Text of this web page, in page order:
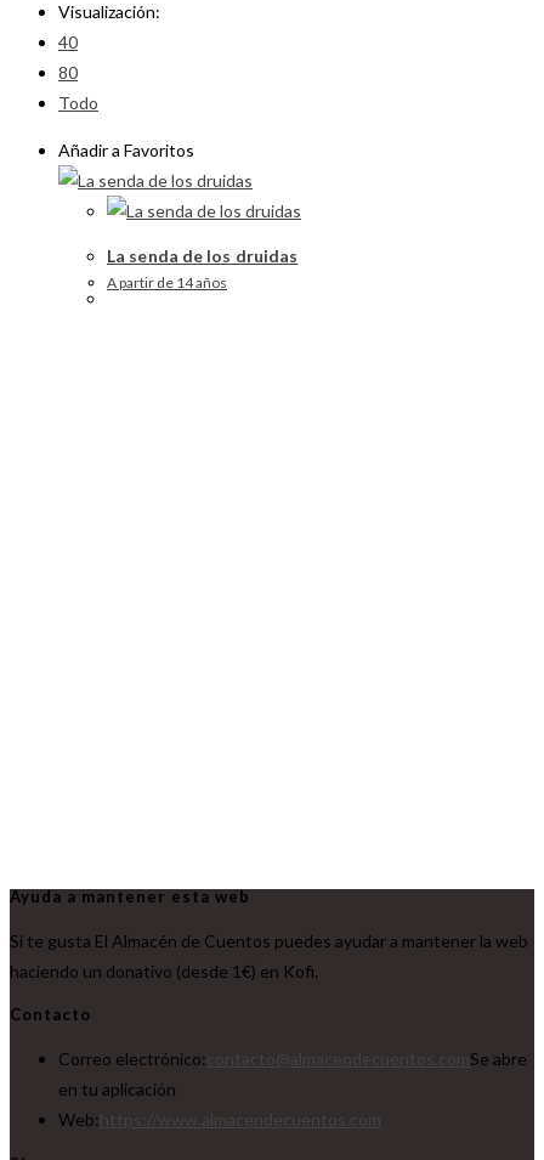
Visualización:
40
80
Todo
Añadir a Favoritos
La senda de los druidas
A partir de 14 años
Ayuda a mantener esta web
Si te gusta El Almacén de Cuentos puedes ayudar a mantener la web
haciendo un donativo (desde 1€) en Kofi.
Contacto
Correo electrónico:
Se abre
en tu aplicación
Web: